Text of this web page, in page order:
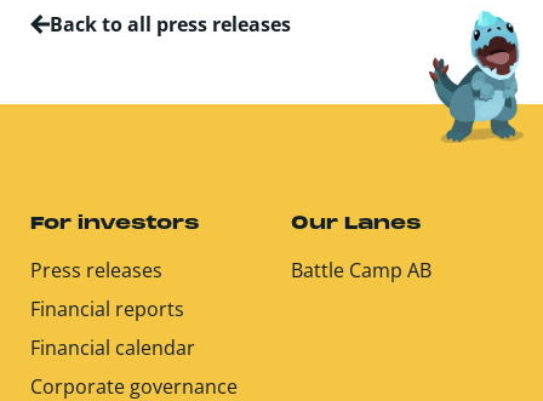
Back to all press releases
For investors
Press releases
Financial reports
Financial calendar
Corporate governance
Our Lanes
Battle Camp AB